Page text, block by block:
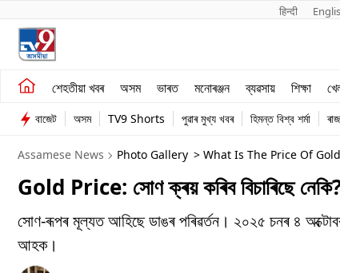
हिन्दी
শেহতীয়া খবৰ অসম ভাৰত মনোৰঞ্জন ব্যৱসায় শিক্ষা
শেহতীয়া খবৰ
অসম
ভাৰত
ব্যৱসায়
বাজেট অসম TV9 Shorts পুৱাৰ মুখ্য খবৰ হিমন্ত বিশ্ব শৰ্মা
Assamese News Photo Gallery > What Is The Price Of
Gold Price: সোণ ক্ৰয় কৰিব বিচাৰিছে
সোণ-ৰূপৰ মূল্যত আহিছে ডাঙৰ পৰিৱৰ্তন। ২০২৫ চনৰ ৪
আহক।